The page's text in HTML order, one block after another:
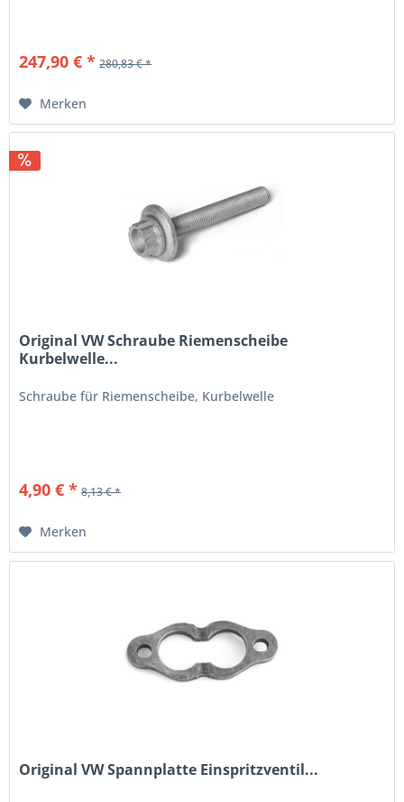
247,90 € * 280,83 € *
Merken
Original VW Schraube Riemenscheibe
Kurbelwelle...
Schraube für Riemenscheibe, Kurbelwelle
4,90 € * 8,13 € *
Merken
Original VW Spannplatte Einspritzventil...